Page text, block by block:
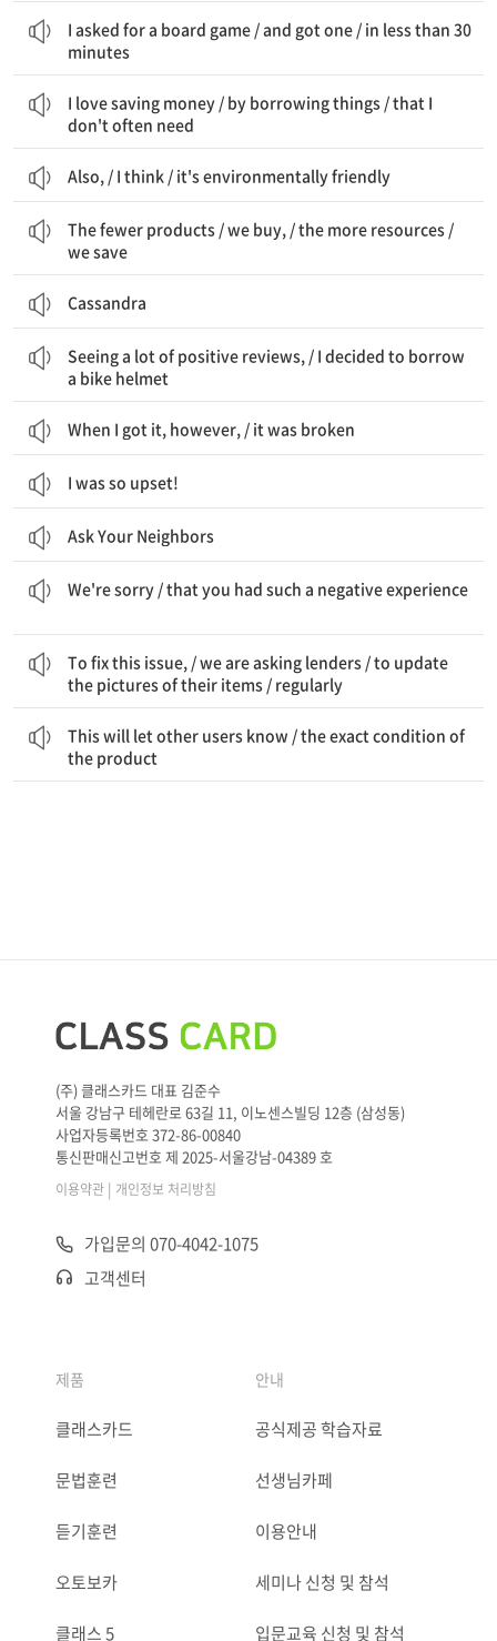
I asked for a board game / and got one / in less than 30
minutes
I love saving money / by borrowing things / that I
don't often need
Also, / I think / it's environmentally friendly
The fewer products / we buy, / the more resources /
we save
Cassandra
Seeing a lot of positive reviews, / I decided to borrow
a bike helmet
When I got it, however, / it was broken
I was so upset!
Ask Your Neighbors
We're sorry / that you had such a negative experience
To fix this issue, / we are asking lenders / to update
the pictures of their items / regularly
This will let other users know / the exact condition of
the product
(주) 클래스카드 대표 김준수
서울 강남구 테헤란로 63길 11, 이노센스빌딩 12층 (삼성동)
사업자등록번호 372-86-00840
통신판매신고번호 제 2025-서울강남-04389 호
이용약관 | 개인정보 처리방침
가입문의 070-4042-1075
고객센터
제품
클래스카드
문법훈련
듣기훈련
오토보카
클래스 5
안내
공식제공 학습자료
선생님카페
이용안내
세미나 신청 및 참석
입문교육 신청 및 참석